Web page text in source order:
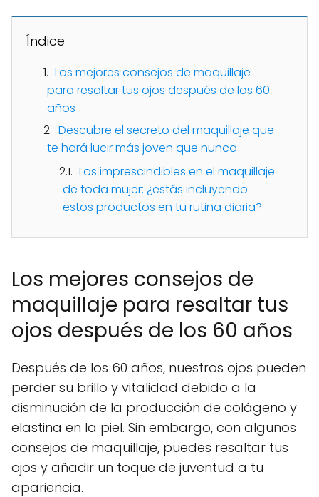
Índice
Los mejores consejos de maquillaje
para resaltar tus ojos después de los 60
años
Descubre el secreto del maquillaje que
te hará lucir más joven que nunca
Los imprescindibles en el maquillaje
de toda mujer: ¿estás incluyendo
estos productos en tu rutina diaria?
Los mejores consejos de
maquillaje para resaltar tus
ojos después de los 60 años
Después de los 60 años, nuestros ojos pueden
perder su brillo y vitalidad debido a la
disminución de la producción de colágeno y
elastina en la piel. Sin embargo, con algunos
consejos de maquillaje, puedes resaltar tus
ojos y añadir un toque de juventud a tu
apariencia.